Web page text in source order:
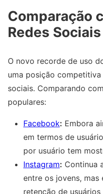
Comparação
Redes Sociais
O novo recorde de uso
uma posição
sociais. Comparando
populares:
Facebook: Embora
em termos de
por usuário tem
Instagram: Continua
entre os jovens,
retenção de